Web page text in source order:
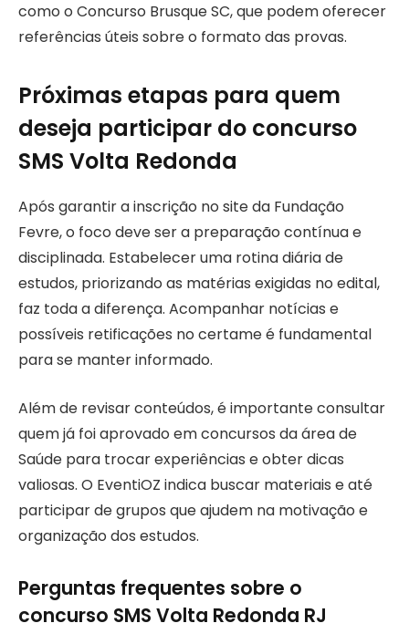
como o Concurso Brusque SC, que podem oferecer
referências úteis sobre o formato das provas.
Próximas etapas para quem
deseja participar do concurso
SMS Volta Redonda
Após garantir a inscrição no site da Fundação
Fevre, o foco deve ser a preparação contínua e
disciplinada. Estabelecer uma rotina diária de
estudos, priorizando as matérias exigidas no edital,
faz toda a diferença. Acompanhar notícias e
possíveis retificações no certame é fundamental
para se manter informado.
Além de revisar conteúdos, é importante consultar
quem já foi aprovado em concursos da área de
Saúde para trocar experiências e obter dicas
valiosas. O EventiOZ indica buscar materiais e até
participar de grupos que ajudem na motivação e
organização dos estudos.
Perguntas frequentes sobre o
concurso SMS Volta Redonda RJ